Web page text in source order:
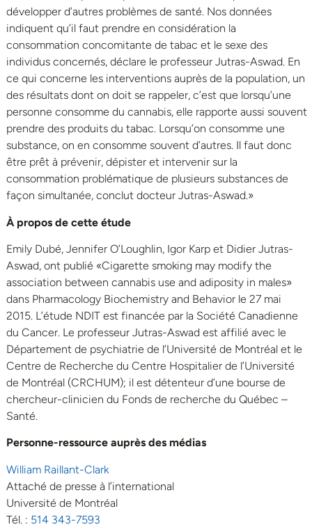
développer d’autres problèmes de santé. Nos données
indiquent qu’il faut prendre en considération la
consommation concomitante de tabac et le sexe des
individus concernés, déclare le professeur Jutras-Aswad. En
ce qui concerne les interventions auprès de la population, un
des résultats dont on doit se rappeler, c’est que lorsqu’une
personne consomme du cannabis, elle rapporte aussi souvent
prendre des produits du tabac. Lorsqu’on consomme une
substance, on en consomme souvent d’autres. Il faut donc
être prêt à prévenir, dépister et intervenir sur la
consommation problématique de plusieurs substances de
façon simultanée, conclut docteur Jutras-Aswad.»
À propos de cette étude
Emily Dubé, Jennifer O’Loughlin, Igor Karp et Didier Jutras-
Aswad, ont publié «Cigarette smoking may modify the
association between cannabis use and adiposity in males»
dans Pharmacology Biochemistry and Behavior le 27 mai
2015. L’étude NDIT est financée par la Société Canadienne
du Cancer. Le professeur Jutras-Aswad est affilié avec le
Département de psychiatrie de l’Université de Montréal et le
Centre de Recherche du Centre Hospitalier de l’Université
de Montréal (CRCHUM); il est détenteur d’une bourse de
chercheur-clinicien du Fonds de recherche du Québec –
Santé.
Personne-ressource auprès des médias
William Raillant-Clark
Attaché de presse à l’international
Université de Montréal
Tél. : 514 343-7593